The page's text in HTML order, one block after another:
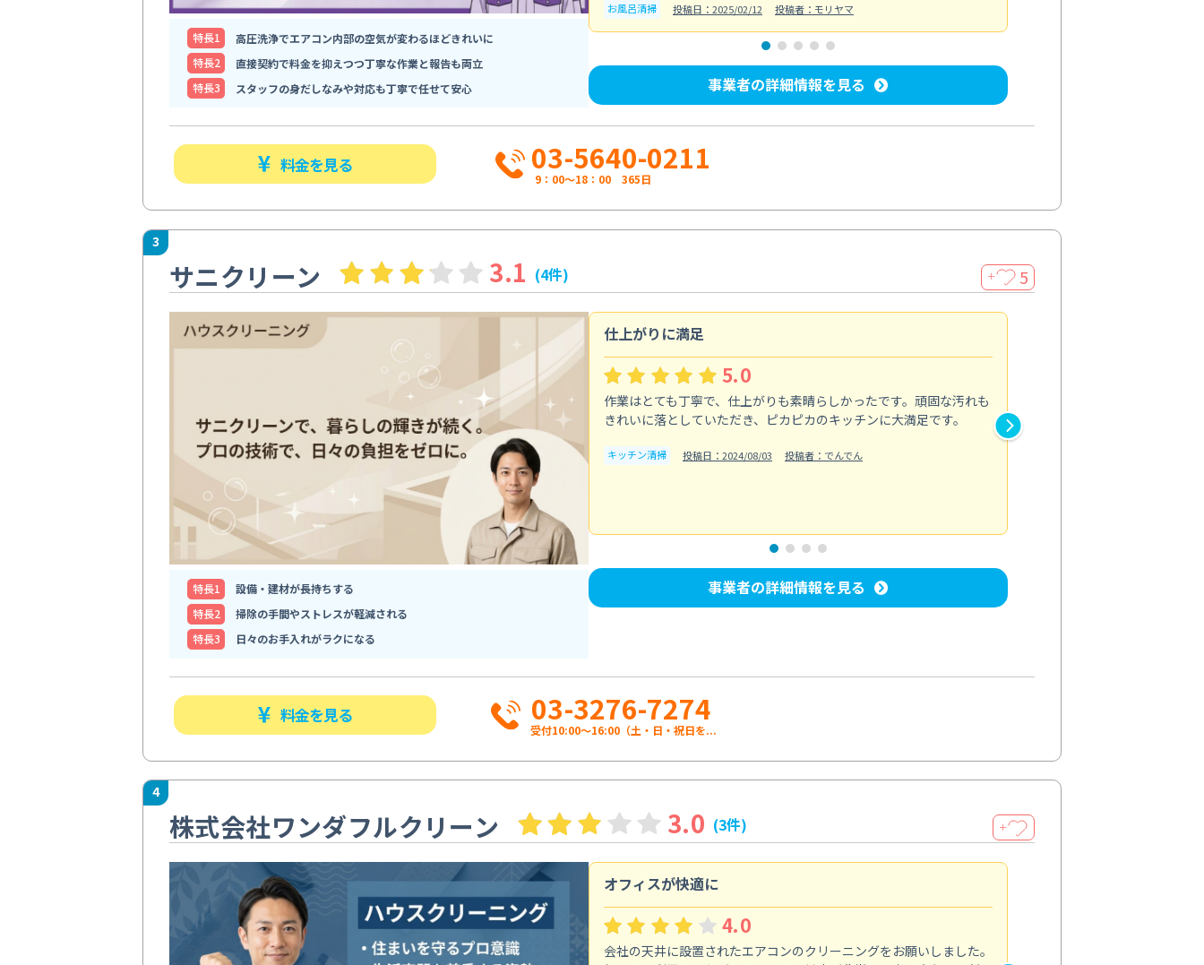
特⻑1
高圧洗浄でエアコン内部の空気が変わるほどきれいに
特⻑2
直接契約で料金を抑えつつ丁寧な作業と報告も両立
特⻑3
スタッフの身だしなみや対応も丁寧で任せて安心
お風呂清掃 投稿日：2025/02/12 投稿者：モリヤマ
事業者の詳細情報を見る
料金を見る 03-5640-0211
9：00～18：00 365日
3
サニクリーン 3.1 (4件) ＋ 5
特⻑1
設備・建材が長持ちする
特⻑2
掃除の手間やストレスが軽減される
特⻑3
日々のお手入れがラクになる
仕上がりに満足
5.0
作業はとても丁寧で、仕上がりも素晴らしかったです。頑固な汚れも
きれいに落としていただき、ピカピカのキッチンに大満足です。
キッチン清掃 投稿日：2024/08/03 投稿者：でんでん
事業者の詳細情報を見る
料金を見る 03-3276-7274
受付10:00〜16:00（土・日・祝日を...
4
株式会社ワンダフルクリーン 3.0 (3件) ＋
オフィスが快適に
4.0
会社の天井に設置されたエアコンのクリーニングをお願いしました。